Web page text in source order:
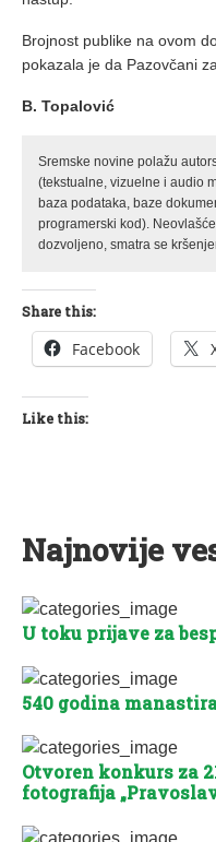
Brojnost publike na ovom
pokazala je da Pazovčani
B. Topalović
Sremske novine polažu
(tekstualne, vizuelne i audio
baza podataka, baze
programerski kod).
dozvoljeno, smatra se
Share this:
Facebook
Like this:
Najnovije
U toku prijave za
540 godina
Otvoren konkurs za
fotografija